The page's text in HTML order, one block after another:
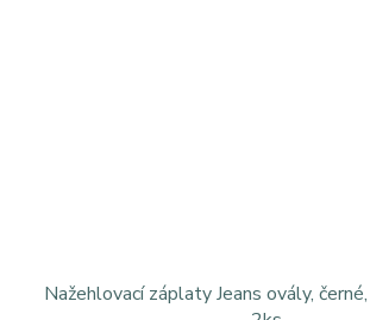
Nažehlovací záplaty Jeans ovály,